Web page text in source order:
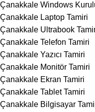
Çanakkale Windows
Çanakkale Laptop Tamiri
Çanakkale Ultrabook
Çanakkale Telefon Tamiri
Çanakkale Yazıcı Tamiri
Çanakkale Monitör Tamiri
Çanakkale Ekran Tamiri
Çanakkale Tablet Tamiri
Çanakkale Bilgisayar